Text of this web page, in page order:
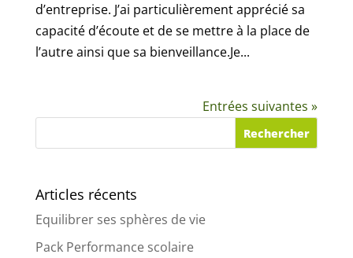
d’entreprise. J’ai particulièrement apprécié sa
capacité d’écoute et de se mettre à la place de
l’autre ainsi que sa bienveillance.Je...
Entrées suivantes »
Articles récents
Equilibrer ses sphères de vie
Pack Performance scolaire